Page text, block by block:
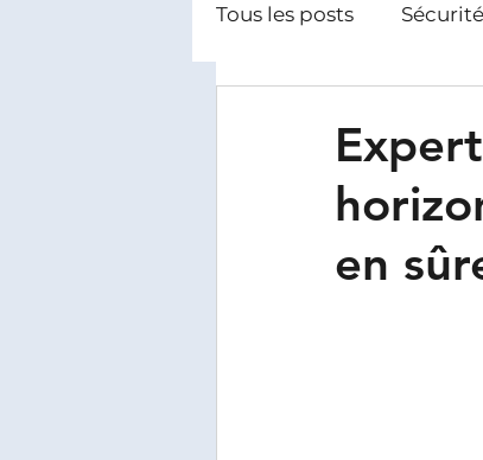
Tous les posts
Violences
en